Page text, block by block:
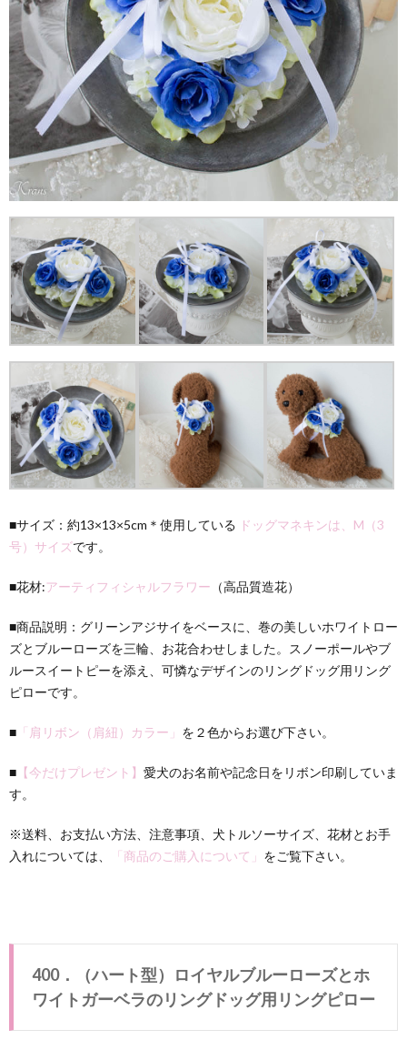
ィン
グ関
連記
事
5.1.
リング
ドッグ
が大成
功する
方法
5.2.
ーメイ
ドの参
考に
（完売
したリ
ングド
ッグ用
ー）
■サイズ：約13×13×5cm＊使用している ドッグマネキンは、M（3
号）サイズです。
■花材:アーティフィシャルフラワー （高品質造花）
■商品説明：グリーンアジサイをベースに、巻の美しいホワイトロー
ズとブルーローズを三輪、お花合わせしました。スノーポールやブ
ルースイートピーを添え、可憐なデザインのリングドッグ用リング
ピローです。
■ 「肩リボン（肩紐）カラー」 を２色からお選び下さい。
■ 【今だけプレゼント】 愛犬のお名前や記念日をリボン印刷していま
す。
※送料、お支払い方法、注意事項、犬トルソーサイズ、花材とお手
入れについては、
「商品のご購入について」 をご覧下さい。
400．（ハート型）ロイヤルブルーローズとホ
ワイトガーベラのリングドッグ用リングピロー